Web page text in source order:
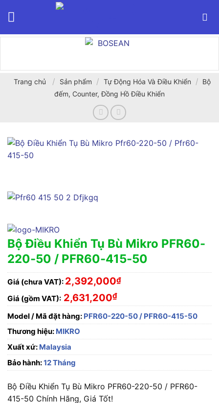
Trang chủ / Sản phẩm / Tự Động Hóa Và Điều Khiển / Bộ
đếm, Counter, Đồng Hồ Điều Khiển
Bộ Điều Khiển Tụ Bù Mikro PFR60-
220-50 / PFR60-415-50
Giá (chưa VAT): 2,392,000₫
Giá (gồm VAT): 2,631,200₫
Model / Mã đặt hàng: PFR60-220-50 / PFR60-415-50
Thương hiệu: MIKRO
Xuất xứ: Malaysia
Bảo hành:12 Tháng
Bộ Điều Khiển Tụ Bù Mikro PFR60-220-50 / PFR60-
415-50 Chính Hãng, Giá Tốt!